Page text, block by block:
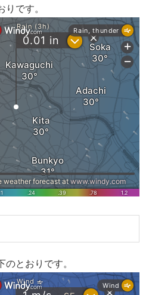
りです。
とおりです。